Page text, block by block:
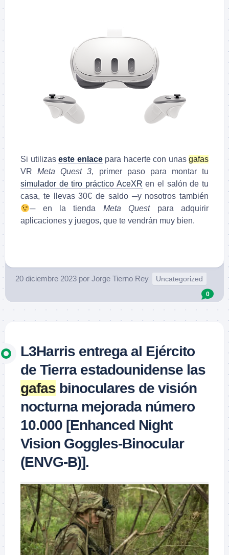
Si utilizas este enlacepara hacerte con unas gafas
VRMeta Quest 3, primer paso para montar tu
simulador de tiro práctico AceXR en el salón de tu
casa, te llevas 30€ de saldo ─y nosotros también
─ en la tienda Meta Questpara adquirir
aplicaciones y juegos, que te vendrán muy bien.
20 diciembre 2023 por Jorge Tierno Rey Uncategorized
0
L3Harris entrega al Ejército
de Tierra estadounidense las
gafas binoculares de visión
nocturna mejorada número
10.000 [Enhanced Night
Vision Goggles-Binocular
(ENVG-B)].